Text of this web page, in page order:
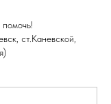
ст.Каневской,